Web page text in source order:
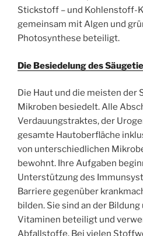
Stickstoff – und Kohlenstoff-
gemeinsam mit Algen und
Photosynthese beteiligt.
Die Besiedelung des
Die Haut und die meisten der
Mikroben besiedelt. Alle
Verdauungstraktes, der
gesamte Hautoberfläche
von unterschiedlichen
bewohnt. Ihre Aufgaben
Unterstützung des
Barriere gegenüber
bilden. Sie sind an der
Vitaminen beteiligt und
Abfallstoffe. Bei vielen